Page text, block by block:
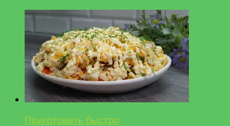
Приготовить быстро